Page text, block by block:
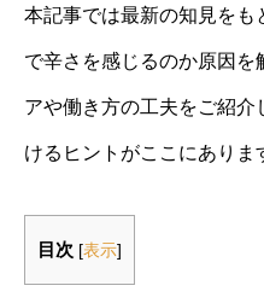
本記事では最新の知見を
で辛さを感じるのか原因
アや働き方の工夫をご紹
けるヒントがここにありま
目次 [表示]